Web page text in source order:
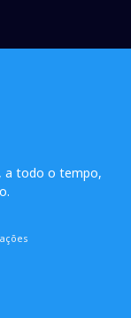
a todo o tempo,